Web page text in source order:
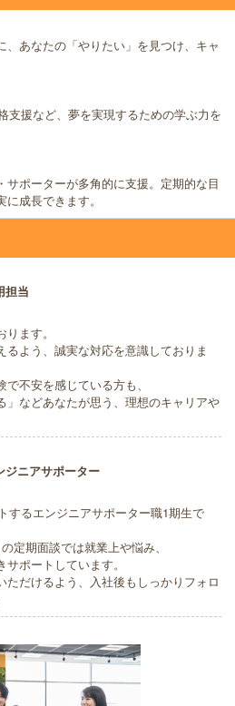
あなたの「やりたい」を見つけ、キャ
支援など、夢を実現するための学ぶ力を
ポーターが多角的に支援。定期的な目
成長できます。
担当
ます。
よう、誠実な対応を意識しておりま
不安を感じている方も、
」などあなたが思う、理想のキャリアや
ジニアサポーター
するエンジニアサポーター職1期生で
定期面談では就業上や悩み、
ポートしています。
ただけるよう、入社後もしっかりフォロ